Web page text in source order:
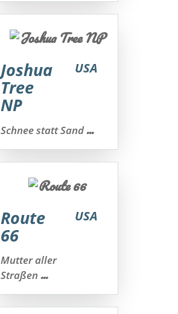
Joshua
Tree
NP
USA
Schnee statt Sand...
Route
66
USA
Mutter aller
Straßen...